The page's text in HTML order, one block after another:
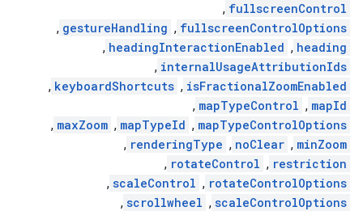
fullscreenControl
,
fullscreenControlOptions
,
gestureHandling
,
heading
,
headingInteractionEnabled
,
internalUsageAttributionIds
,
isFractionalZoomEnabled
,
keyboardShortcuts
,
mapId
,
mapTypeControl
,
mapTypeControlOptions
,
mapTypeId
,
maxZoom
,
minZoom
,
noClear
,
renderingType
,
restriction
,
rotateControl
,
rotateControlOptions
,
scaleControl
,
scaleControlOptions
,
scrollwheel
,